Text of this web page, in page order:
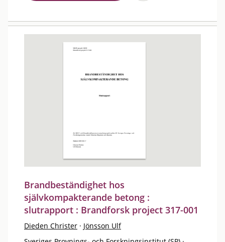
Brandbeständighet hos
självkompakterande betong :
slutrapport : Brandforsk project 317-001
Dieden Christer · Jönsson Ulf